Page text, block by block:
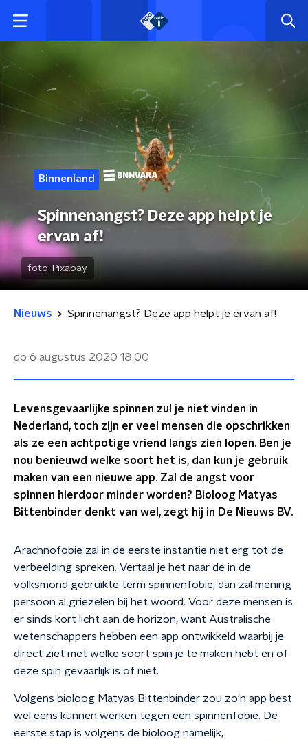
Binnenland
Spinnenangst? Deze app helpt je
ervan af!
foto: Pixabay
Nieuws Spinnenangst? Deze app helpt je ervan af!
do 6 augustus 2020 18:00
Levensgevaarlijke spinnen zul je niet vinden in
Nederland, toch zijn er veel mensen die opschrikken
als ze een achtpotige vriend langs zien lopen. Ben je
nou benieuwd welke soort het is, dan kun je gebruik
maken van een nieuwe app. Zal de angst voor
spinnen hierdoor minder worden? Bioloog Matyas
Bittenbinder denkt van wel, zegt hij in De Nieuws BV.
Arachnofobie zal in de eerste instantie niet erg tot de
verbeelding spreken. Vertaal je het naar de in de
volksmond gebruikte term spinnenfobie, dan zal mening
persoon al griezelen bij het woord. Voor deze mensen is
er sinds kort licht aan de horizon, want Australische
wetenschappers hebben een app ontwikkeld waarbij je
direct ziet met welke soort spin je te maken hebt en of
deze spin gevaarlijk is of niet.
Volgens bioloog Matyas Bittenbinder zou zo'n app best
wel eens kunnen werken tegen een spinnenfobie. De
eerste stap is volgens de bioloog namelijk,